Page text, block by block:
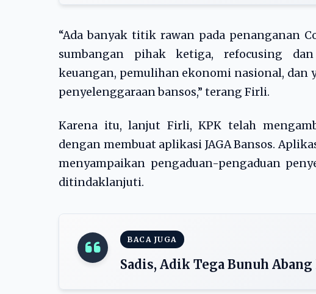
“Ada banyak titik rawan pada penanganan
sumbangan pihak ketiga, refocusing
keuangan, pemulihan ekonomi nasional, dan
penyelenggaraan bansos,” terang Firli.
Karena itu, lanjut Firli, KPK telah
dengan membuat aplikasi JAGA Bansos.
menyampaikan pengaduan-pengaduan
ditindaklanjuti.
BACA JUGA
Sadis, Adik Tega Bunuh